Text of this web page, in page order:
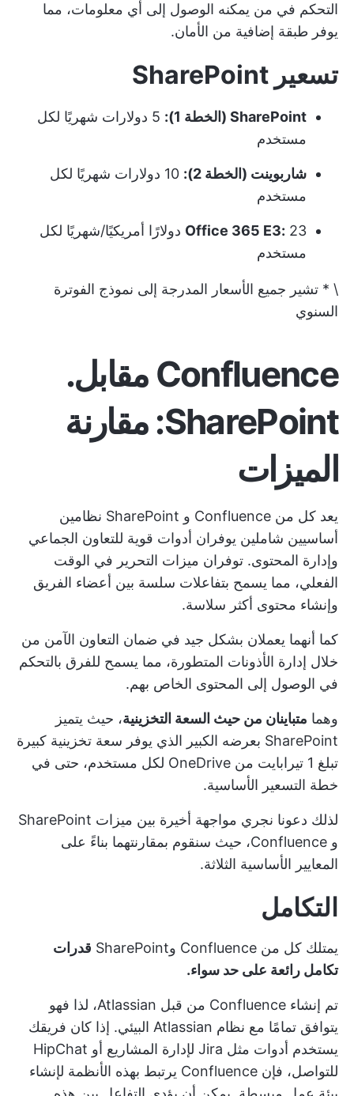
التحكم في من يمكنه الوصول إلى أي معلومات، مما
يوفر طبقة إضافية من الأمان.
تسعير SharePoint
SharePoint (الخطة 1):
5 دولارات شهريًا لكل
مستخدم
شاربوينت (الخطة 2):
10 دولارات شهريًا لكل
مستخدم
Office 365 E3: 23 دولارًا أمريكيًا/شهريًا لكل
مستخدم
\ * تشير جميع الأسعار المدرجة إلى نموذج الفوترة
السنوي
Confluence مقابل.
SharePoint: مقارنة
الميزات
يعد كل من Confluence و SharePoint نظامين
أساسيين شاملين يوفران أدوات قوية للتعاون الجماعي
وإدارة المحتوى. توفران ميزات التحرير في الوقت
الفعلي، مما يسمح بتفاعلات سلسة بين أعضاء الفريق
وإنشاء محتوى أكثر سلاسة.
كما أنهما يعملان بشكل جيد في ضمان التعاون الآمن من
خلال إدارة الأذونات المتطورة، مما يسمح للفرق بالتحكم
في الوصول إلى المحتوى الخاص بهم.
وهما متباينان من حيث السعة التخزينية، حيث يتميز
SharePoint بعرضه الكبير الذي يوفر سعة تخزينية كبيرة
تبلغ 1 تيرابايت من OneDrive لكل مستخدم، حتى في
خطة التسعير الأساسية.
لذلك دعونا نجري مواجهة أخيرة بين ميزات SharePoint
و Confluence، حيث سنقوم بمقارنتهما بناءً على
المعايير الأساسية الثلاثة.
التكامل
يمتلك كل من Confluence وSharePoint
قدرات
تكامل رائعة على حد سواء.
تم إنشاء Confluence من قبل Atlassian، لذا فهو
يتوافق تمامًا مع نظام Atlassian البيئي. إذا كان فريقك
يستخدم أدوات مثل Jira لإدارة المشاريع أو HipChat
للتواصل، فإن Confluence يرتبط بهذه الأنظمة لإنشاء